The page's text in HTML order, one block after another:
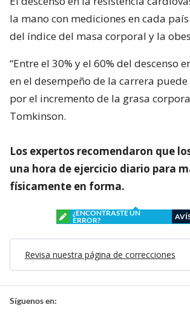
la mano con mediciones en cada
del índice del masa corporal y la
“Entre el 30% y el 60% del descenso
en el desempeño de la carrera
por el incremento de la grasa
Tomkinson.
Los expertos recomendaron que
una hora de ejercicio diario para
físicamente en forma.
¿ENCONTRASTE UN
ERROR?
Revisa nuestra página de correcciones
Síguenos en: